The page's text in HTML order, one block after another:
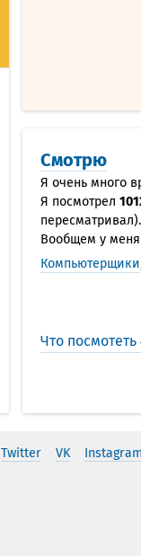
Смотрю
Я очень много
Я посмотрел
пересматривал).
Вообщем у меня
Компьютерщики
Что посмотеть
Twitter VK Instagram